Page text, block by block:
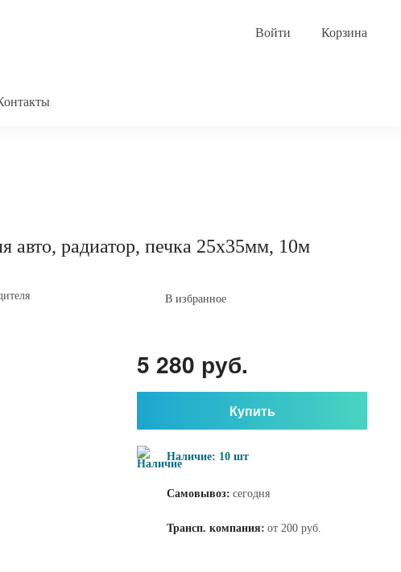
Корзина
радиатор, печка 25x35мм, 10м
В избранное
5 280 руб.
Купить
Наличие: 10 шт
Самовывоз: сегодня
Трансп. компания: от 200 руб.